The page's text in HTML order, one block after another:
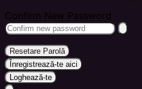
Confirm New Password
Resetare Parolă
Înregistrează-te aici
Loghează-te